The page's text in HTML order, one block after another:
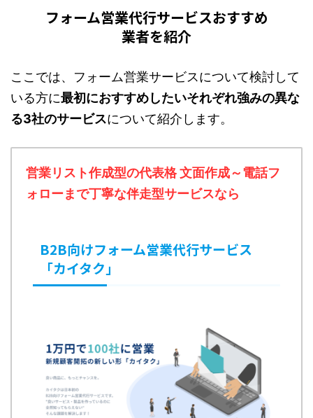
フォーム営業代行サービスおすすめ
業者を紹介
ここでは、フォーム営業サービスについて検討して
いる方に最初におすすめしたいそれぞれ強みの異な
る3社のサービスについて紹介します。
営業リスト作成型の代表格 文面作成～電話フ
ォローまで丁寧な伴走型サービスなら
B2B向けフォーム営業代行サービス
「カイタク」